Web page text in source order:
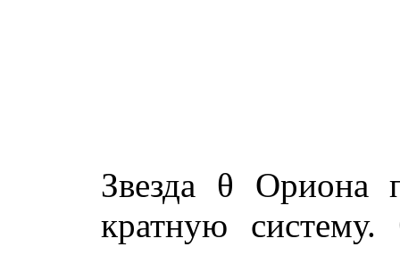
Звезда θ Ориона
кратную систему.